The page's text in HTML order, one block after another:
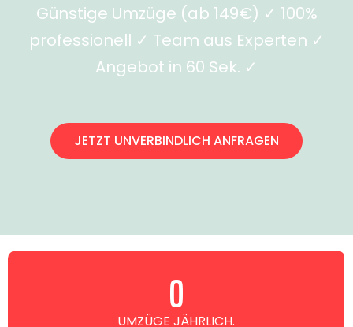
Günstige Umzüge (ab 149€) ✓ 100%
professionell ✓ Team aus Experten ✓
Angebot in 60 Sek. ✓
JETZT UNVERBINDLICH ANFRAGEN
UMZÜGE JÄHRLICH.
0